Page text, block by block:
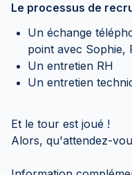
Le processus de
Un échange
point avec Sophie,
Un entretien RH
Un entretien
Et le tour est joué !
Alors, qu'attendez-